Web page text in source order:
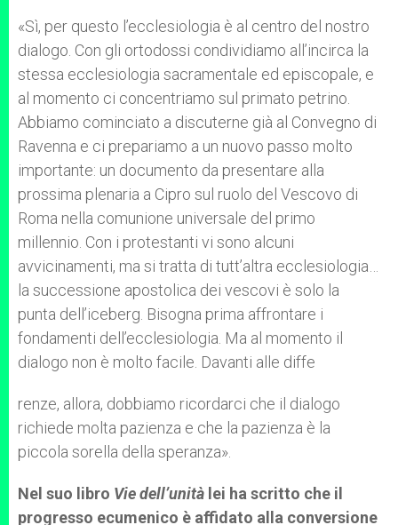
«Sì, per questo l’ecclesiologia è al centro del nostro
dialogo. Con gli ortodossi condividiamo all’incirca la
stessa ecclesiologia sacramentale ed episcopale, e
al momento ci concentriamo sul primato petrino.
Abbiamo cominciato a discuterne già al Convegno di
Ravenna e ci prepariamo a un nuovo passo molto
importante: un documento da presentare alla
prossima plenaria a Cipro sul ruolo del Vescovo di
Roma nella comunione universale del primo
millennio. Con i protestanti vi sono alcuni
avvicinamenti, ma si tratta di tutt’altra ecclesiologia…
la successione apostolica dei vescovi è solo la
punta dell’iceberg. Bisogna prima affrontare i
fondamenti dell’ecclesiologia. Ma al momento il
dialogo non è molto facile. Davanti alle diffe
renze, allora, dobbiamo ricordarci che il dialogo
richiede molta pazienza e che la pazienza è la
piccola sorella della speranza».
Nel suo libro Vie dell’unità lei ha scritto che il
progresso ecumenico è affidato alla conversione